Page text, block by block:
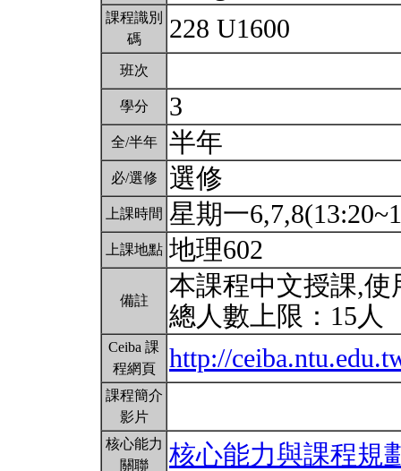
課程識別
碼
228 U1600
班次
學分 3
全/半年 半年
必/選修 選修
上課時間 星期一
上課地點 地理602
備註
本課程中文授課,
總人數上限：15人
Ceiba 課
程網頁
http://
課程簡介
影片
核心能力
關聯
核心能力與課程規